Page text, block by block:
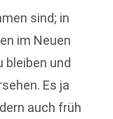
sind; in
im Neuen
bleiben und
Es ja
auch früh